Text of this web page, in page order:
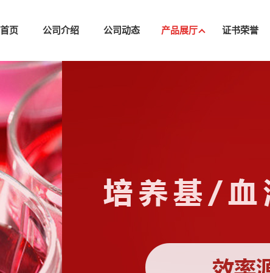
页 公司介绍 公司动态 产品展厅 证书荣誉